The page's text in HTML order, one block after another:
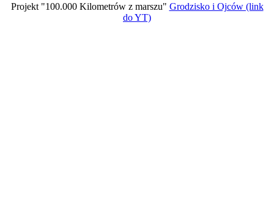
Projekt "100.000 Kilometrów z marszu" Grodzisko i Ojców (link
do YT)